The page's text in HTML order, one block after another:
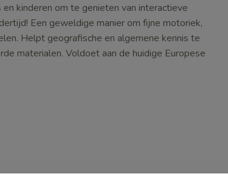
kinderen om te genieten van interactieve
Een geweldige manier om fijne motoriek,
Helpt geografische en algemene kennis te
materialen. Voldoet aan de huidige Europese